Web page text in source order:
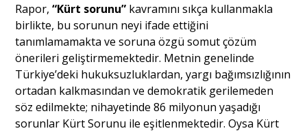
Rapor,“Kürt sorunu” kavramını sıkça kullanmakla
birlikte, bu sorunun neyi ifade ettiğini
tanımlamamakta ve soruna özgü somut çözüm
önerileri geliştirmemektedir. Metnin genelinde
Türkiye’deki hukuksuzluklardan, yargı bağımsızlığının
ortadan kalkmasından ve demokratik gerilemeden
söz edilmekte; nihayetinde 86 milyonun yaşadığı
sorunlar Kürt Sorunu ile eşitlenmektedir. Oysa Kürt